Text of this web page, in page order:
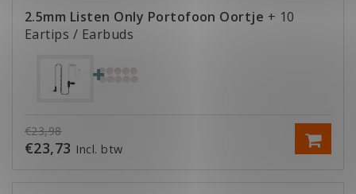
2.5mm Listen Only Portofoon Oortje + 10
Eartips / Earbuds
€23,98
€23,73 Incl. btw